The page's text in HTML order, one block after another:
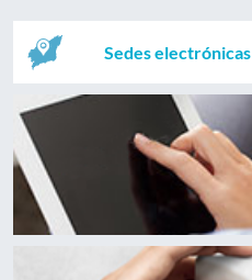
Sedes electrónicas